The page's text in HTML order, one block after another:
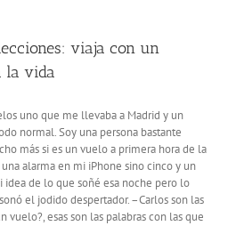
viaja con un
la vida
uno que me llevaba a Madrid y un
normal. Soy una persona bastante
más si es un vuelo a primera hora de la
alarma en mi iPhone sino cinco y un
idea de lo que soñé esa noche pero lo
el jodido despertador. –Carlos son las
vuelo?, esas son las palabras con las que